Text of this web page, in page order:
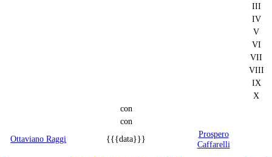
III
IV
V
VI
VII
VIII
IX
X
con
con
Ottaviano Raggi
{{{data}}}
Prospero
Caffarelli